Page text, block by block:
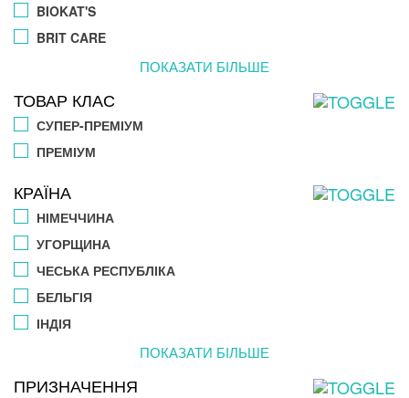
BIOKAT'S
BRIT CARE
ПОКАЗАТИ БІЛЬШЕ
ТОВАР КЛАС
СУПЕР-ПРЕМІУМ
ПРЕМІУМ
КРАЇНА
НІМЕЧЧИНА
УГОРЩИНА
ЧЕСЬКА РЕСПУБЛІКА
БЕЛЬГІЯ
ІНДІЯ
ПОКАЗАТИ БІЛЬШЕ
ПРИЗНАЧЕННЯ